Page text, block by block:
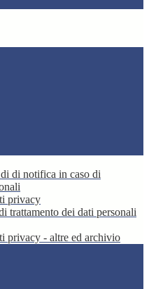
di notifica in caso di
privacy
trattamento dei dati personali
privacy - altre ed archivio